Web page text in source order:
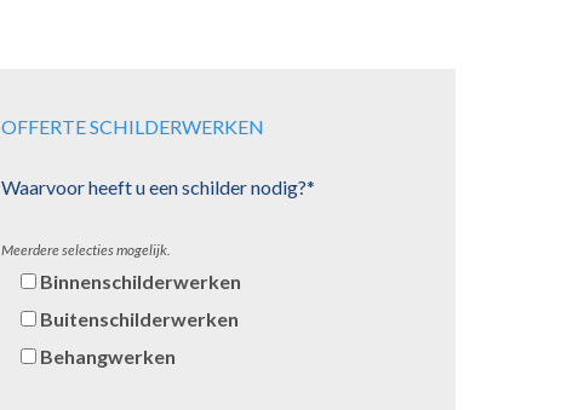
OFFERTE SCHILDERWERKEN
Waarvoor heeft u een schilder nodig?*
Meerdere selecties mogelijk.
Binnenschilderwerken
Buitenschilderwerken
Behangwerken